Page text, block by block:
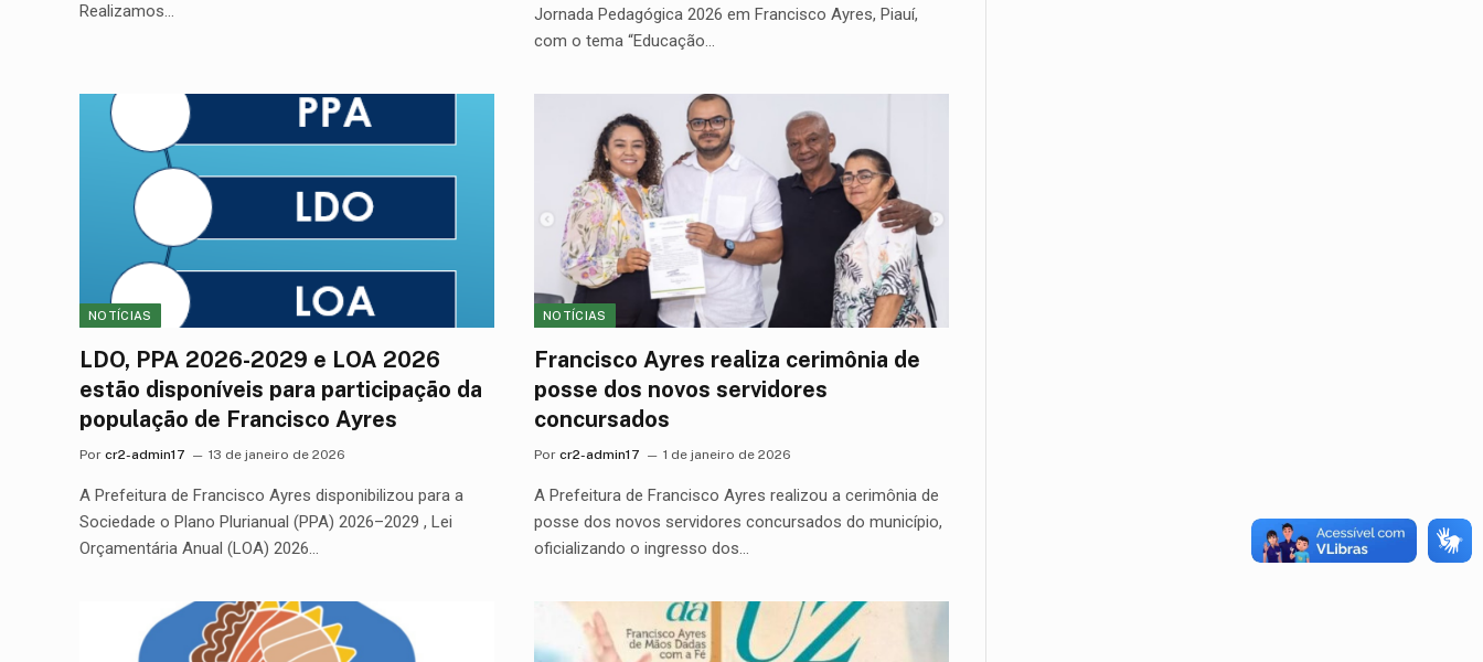
Realizamos…
Jornada Pedagógica 2026 em Francisco Ayres, Piauí,
com o tema “Educação…
NOTÍCIAS
LDO, PPA 2026-2029 e LOA 2026
estão disponíveis para participação da
população de Francisco Ayres
Por cr2-admin17 13 de janeiro de 2026
A Prefeitura de Francisco Ayres disponibilizou para a
Sociedade o Plano Plurianual (PPA) 2026–2029 , Lei
Orçamentária Anual (LOA) 2026…
NOTÍCIAS
Francisco Ayres realiza cerimônia de
posse dos novos servidores
concursados
Por cr2-admin17 1 de janeiro de 2026
A Prefeitura de Francisco Ayres realizou a cerimônia de
posse dos novos servidores concursados do município,
oficializando o ingresso dos…